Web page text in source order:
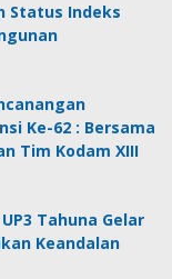
Status Indeks
Ke-62 : Bersama
Tim Kodam XIII
Tahuna Gelar
Keandalan